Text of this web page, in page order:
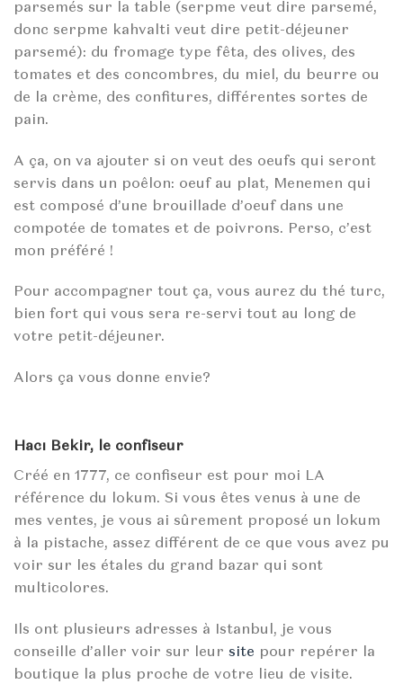
parsemés sur la table (serpme veut dire parsemé,
donc serpme kahvalti veut dire petit-déjeuner
parsemé): du fromage type fêta, des olives, des
tomates et des concombres, du miel, du beurre ou
de la crème, des confitures, différentes sortes de
pain.
A ça, on va ajouter si on veut des oeufs qui seront
servis dans un poêlon: oeuf au plat, Menemen qui
est composé d’une brouillade d’oeuf dans une
compotée de tomates et de poivrons. Perso, c’est
mon préféré !
Pour accompagner tout ça, vous aurez du thé turc,
bien fort qui vous sera re-servi tout au long de
votre petit-déjeuner.
Alors ça vous donne envie?
Hacı Bekir, le confiseur
Créé en 1777, ce confiseur est pour moi LA
référence du lokum. Si vous êtes venus à une de
mes ventes, je vous ai sûrement proposé un lokum
à la pistache, assez différent de ce que vous avez pu
voir sur les étales du grand bazar qui sont
multicolores.
Ils ont plusieurs adresses à Istanbul, je vous
conseille d’aller voir sur leur site pour repérer la
boutique la plus proche de votre lieu de visite.